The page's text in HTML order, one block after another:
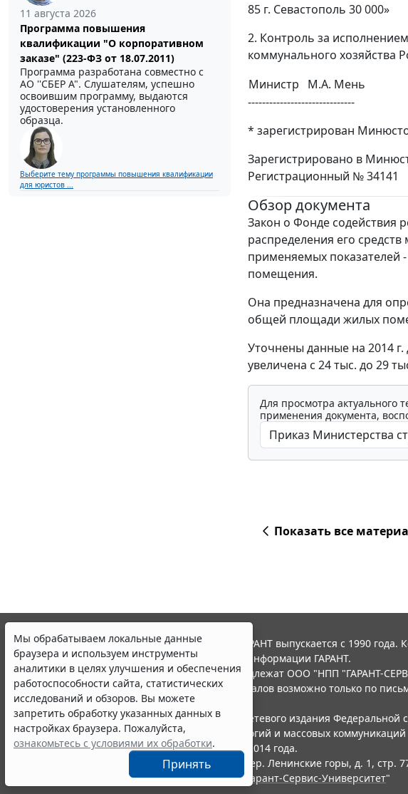
11 августа 2026
Программа повышения
квалификации "О корпоративном
заказе" (223-ФЗ от 18.07.2011)
Программа разработана совместно с
АО ''СБЕР А". Слушателям, успешно
освоившим программу, выдаются
удостоверения установленного
образца.
Выберите тему программы повышения квалификации
для юристов ...
85 г. Севастополь 30 000»
2. Контроль за
коммунального хозяйства
Министр
М.А. Мень
------------------------------
* зарегистрирован
Зарегистрировано в
Регистрационный № 34141
Обзор документа
Закон о Фонде
распределения его
применяемых показателей
помещения.
Она предназначена для
общей площади жилых
Уточнены данные на 2014
увеличена с 24 тыс. до 29
Для просмотра актуального
применения документа,
Показать все
Мы обрабатываем локальные данные
браузера и используем инструменты
аналитики в целях улучшения и обеспечения
работоспособности сайта, статистических
исследований и обзоров. Вы можете
запретить обработку указанных данных в
настройках браузера. Пожалуйста,
ознакомьтесь с условиями их обработки.
Принять
© ООО "НПП "ГАРАНТ-СЕРВИС", 2026. Система ГАРАНТ выпускается с 1990 года.
участниками Российской ассоциации правовой информации ГАРАНТ.
Все права на материалы сайта ГАРАНТ.РУ принадлежат ООО "НПП "ГАРАНТ-
Полное или частичное воспроизведение материалов возможно только по
Правила использования портала.
Портал ГАРАНТ.РУ зарегистрирован в качестве сетевого издания Федеральной
надзору в сфере связи,информационных технологий и массовых коммуникаций
(Роскомнадзором), Эл № ФС77-58365 от 18 июня 2014 года.
ООО "НПП "ГАРАНТ-СЕРВИС", 119234, г. Москва, тер. Ленинские горы, д. 1, стр.
Разработчик ЭПС Система ГАРАНТ – ООО "НПП "
Гарант-Сервис-Университет"